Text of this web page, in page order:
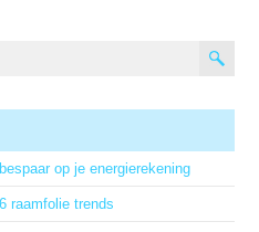
op je energierekening
raamfolie trends